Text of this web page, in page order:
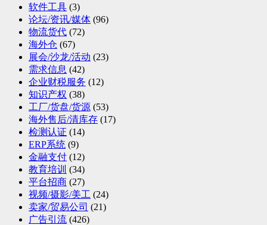
软件工具 (3)
论坛/资讯/媒体 (96)
物流货代 (72)
海外仓 (67)
展会/沙龙/活动 (23)
需求信息 (42)
企业财税服务 (12)
知识产权 (38)
工厂/货盘/货源 (53)
海外售后/清库存 (17)
检测认证 (14)
ERP系统 (9)
金融支付 (12)
教育培训 (34)
平台招商 (27)
视频/摄影/美工 (24)
卖家/贸易公司 (21)
广告引流 (426)